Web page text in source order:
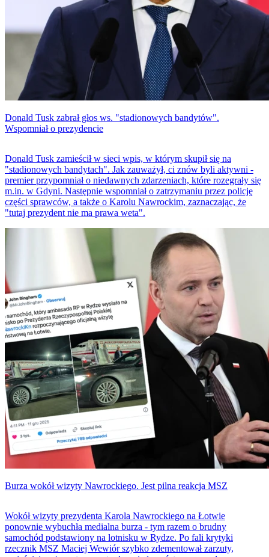
Donald Tusk zabrał głos ws. "stadionowych bandytów".
Wspomniał o prezydencie
Donald Tusk zamieścił w sieci wpis, w którym skupił się na
"stadionowych bandytach". Jak zauważył, ci znów byli aktywni -
premier przypomniał o niedawnych zdarzeniach, które rozegrały się
m.in. w Gdyni. Następnie wspomniał o zatrzymaniu przez policję
części sprawców, a także o Karolu Nawrockim, zaznaczając, że
"tutaj prezydent nie ma prawa weta".
Burza wokół wizyty Nawrockiego. Jest pilna reakcja MSZ
Wokół wizyty prezydenta Karola Nawrockiego na Łotwie
ponownie wybuchła medialna burza - tym razem o brudny
samochód podstawiony na lotnisku w Rydze. Po fali krytyki
rzecznik MSZ Maciej Wewiór szybko zdementował zarzuty,